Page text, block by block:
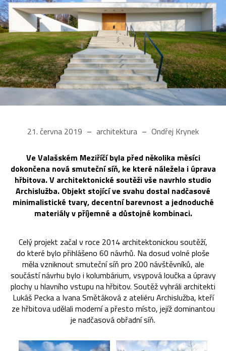
21. června 2019 architektura Ondřej Krynek
Ve Valašském Meziříčí byla před několika měsíci
dokončena nová smuteční síň, ke které náležela i úprava
hřbitova. V architektonické soutěži vše navrhlo studio
Archislužba. Objekt stojící ve svahu dostal nadčasové
minimalistické tvary, decentní barevnost a jednoduché
materiály v příjemné a důstojné kombinaci.
Celý projekt začal v roce 2014 architektonickou soutěží,
do které bylo přihlášeno 60 návrhů. Na dosud volné ploše
měla vzniknout smuteční síň pro 200 návštěvníků, ale
součástí návrhu bylo i kolumbárium, vsypová loučka a úpravy
plochy u hlavního vstupu na hřbitov. Soutěž vyhráli architekti
Lukáš Pecka a Ivana Smětáková z ateliéru Archislužba, kteří
ze hřbitova udělali moderní a přesto místo, jejíž dominantou
je nadčasová obřadní síň.